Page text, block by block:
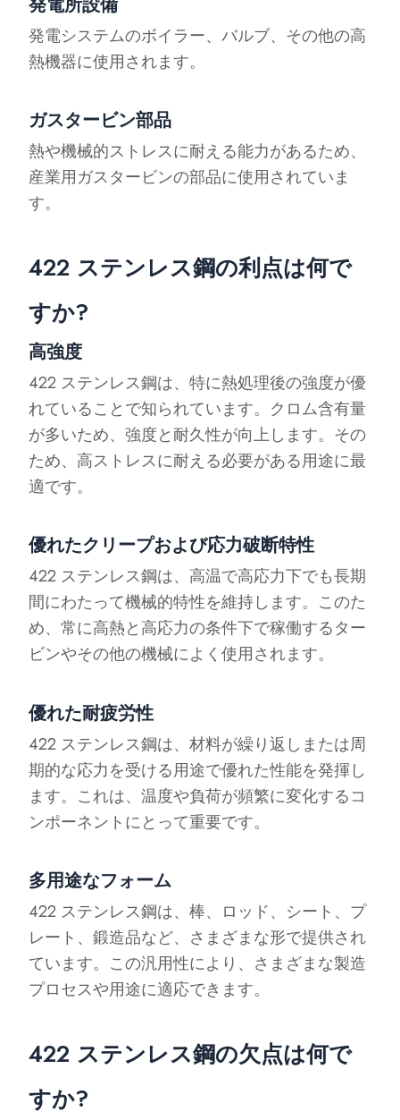
発電システムのボイラー、バルブ、その他の高
熱機器に使用されます。
ガスタービン部品
熱や機械的ストレスに耐える能力があるため、
産業用ガスタービンの部品に使用されていま
す。
422 ステンレス鋼の利点は何で
すか?
高強度
422 ステンレス鋼は、特に熱処理後の強度が優
れていることで知られています。クロム含有量
が多いため、強度と耐久性が向上します。その
ため、高ストレスに耐える必要がある用途に最
適です。
優れたクリープおよび応力破断特性
422 ステンレス鋼は、高温で高応力下でも長期
間にわたって機械的特性を維持します。このた
め、常に高熱と高応力の条件下で稼働するター
ビンやその他の機械によく使用されます。
優れた耐疲労性
422 ステンレス鋼は、材料が繰り返しまたは周
期的な応力を受ける用途で優れた性能を発揮し
ます。これは、温度や負荷が頻繁に変化するコ
ンポーネントにとって重要です。
多用途なフォーム
422 ステンレス鋼は、棒、ロッド、シート、プ
レート、鍛造品など、さまざまな形で提供され
ています。この汎用性により、さまざまな製造
プロセスや用途に適応できます。
422 ステンレス鋼の欠点は何で
すか?